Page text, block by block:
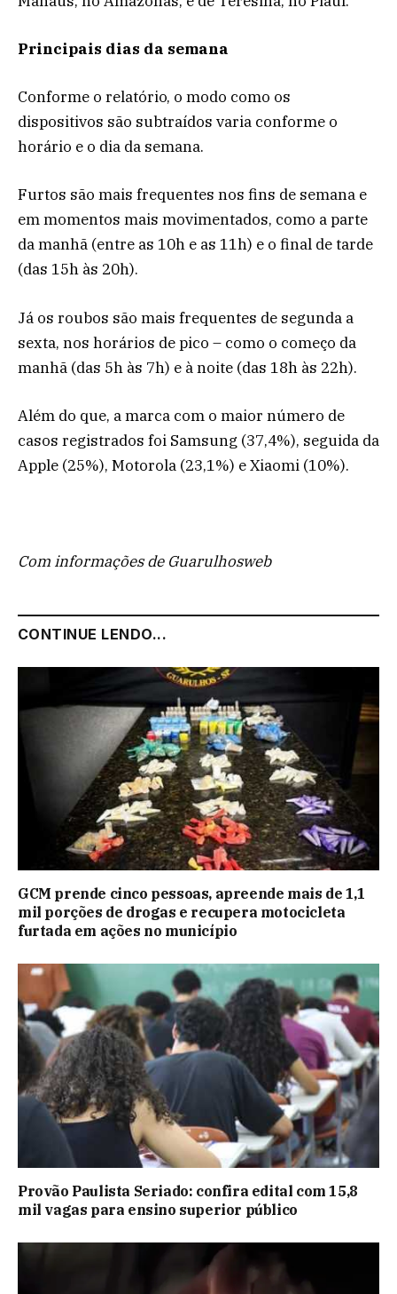
Principais dias da semana
Conforme o relatório, o modo como os
dispositivos são subtraídos varia conforme o
horário e o dia da semana.
Furtos são mais frequentes nos fins de semana e
em momentos mais movimentados, como a parte
da manhã (entre as 10h e as 11h) e o final de tarde
(das 15h às 20h).
Já os roubos são mais frequentes de segunda a
sexta, nos horários de pico – como o começo da
manhã (das 5h às 7h) e à noite (das 18h às 22h).
Além do que, a marca com o maior número de
casos registrados foi Samsung (37,4%), seguida da
Apple (25%), Motorola (23,1%) e Xiaomi (10%).
Com informações de Guarulhosweb
CONTINUE LENDO...
GCM prende cinco pessoas, apreende mais de 1,1
mil porções de drogas e recupera motocicleta
furtada em ações no município
Provão Paulista Seriado: confira edital com 15,8
mil vagas para ensino superior público